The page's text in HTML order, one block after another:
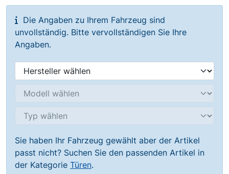
Die Angaben zu Ihrem Fahrzeug sind
unvollständig. Bitte vervollständigen Sie Ihre
Angaben.
Sie haben Ihr Fahrzeug gewählt aber der Artikel
passt nicht? Suchen Sie den passenden Artikel in
der Kategorie Türen.